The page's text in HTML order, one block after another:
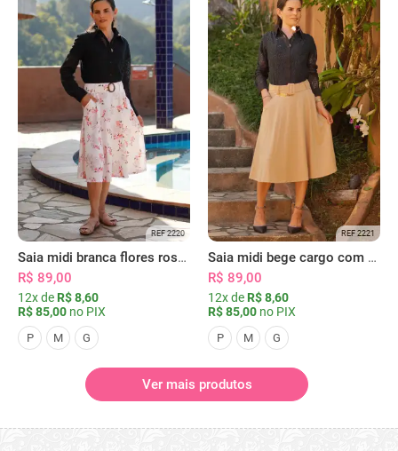
REF 2220
Saia midi branca flores rosas com bolsos
R$ 89,00
12x de R$ 8,60
R$ 85,00 no PIX
P M G
REF 2221
Saia midi bege cargo com bolsos
R$ 89,00
12x de R$ 8,60
R$ 85,00 no PIX
P M G
Ver mais produtos